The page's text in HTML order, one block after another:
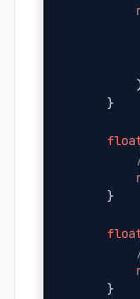
    }
    }
    }